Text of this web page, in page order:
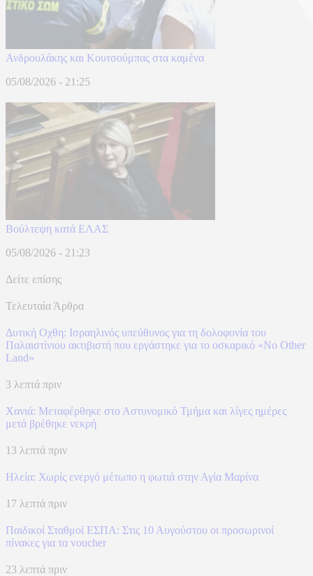
Ανδρουλάκης και Κουτσούμπας στα καμένα
05/08/2026 - 21:25
Βούλτεψη κατά ΕΛΑΣ
05/08/2026 - 21:23
Δείτε επίσης
Τελευταία Άρθρα
Δυτική Οχθη: Ισραηλινός υπεύθυνος για τη δολοφονία του
Παλαιστίνιου ακτιβιστή που εργάστηκε για το οσκαρικό «No Other
Land»
3 λεπτά πριν
Χανιά: Mεταφέρθηκε στο Αστυνομικό Τμήμα και λίγες ημέρες
μετά βρέθηκε νεκρή
13 λεπτά πριν
Ηλεία: Χωρίς ενεργό μέτωπο η φωτιά στην Αγία Μαρίνα
17 λεπτά πριν
Παιδικοί Σταθμοί ΕΣΠΑ: Στις 10 Αυγούστου οι προσωρινοί
πίνακες για τα voucher
23 λεπτά πριν